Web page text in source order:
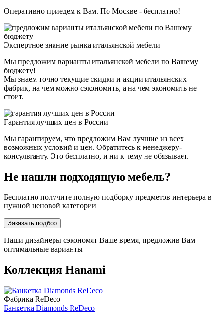
Оперативно приедем к Вам. По Москве - бесплатно!
Экспертное знание рынка итальянской мебели
Мы предложим варианты итальянской мебели по Вашему
бюджету!
Мы знаем точно текущие скидки и акции итальянских
фабрик, на чем можно сэкономить, а на чем экономить не
стоит.
Гарантия лучших цен в России
Мы гарантируем, что предложим Вам лучшие из всех
возможных условий и цен. Обратитесь к менеджеру-
консультанту. Это бесплатно, и ни к чему не обязывает.
Не нашли подходящую мебель?
Бесплатно получите полную подборку предметов интерьера в
нужной ценовой категории
Заказать подбор
Наши дизайнеры сэкономят Ваше время, предложив Вам
оптимальные варианты
Коллекция Hanami
Фабрика ReDeco
Банкетка Diamonds ReDeco